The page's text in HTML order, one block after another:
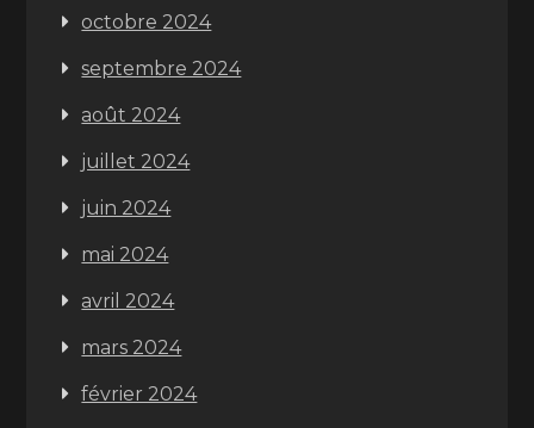
octobre 2024
septembre 2024
août 2024
juillet 2024
juin 2024
mai 2024
avril 2024
mars 2024
février 2024